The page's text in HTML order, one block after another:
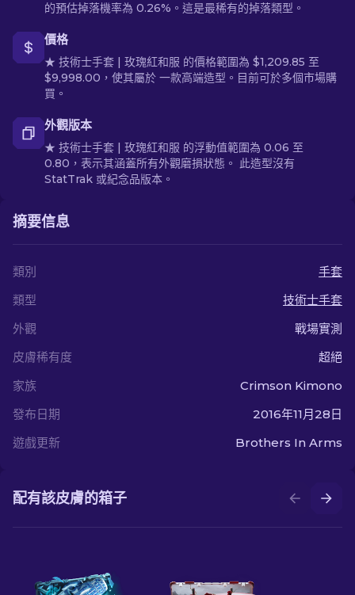
的預估掉落機率為 0.26%。這是最稀有的掉落類型。
價格
★ 技術士手套 | 玫瑰紅和服 的價格範圍為 $1,209.85 至
$9,998.00，使其屬於 一款高端造型。目前可於多個市場購
買。
外觀版本
★ 技術士手套 | 玫瑰紅和服 的浮動值範圍為 0.06 至
0.80，表示其涵蓋所有外觀磨損狀態。 此造型沒有
StatTrak 或紀念品版本。
摘要信息
類別
手套
類型
技術士手套
外觀
戰場實測
皮膚稀有度
超絕
家族
Crimson Kimono
發布日期
2016年11月28日
遊戲更新
Brothers In Arms
配有該皮膚的箱子